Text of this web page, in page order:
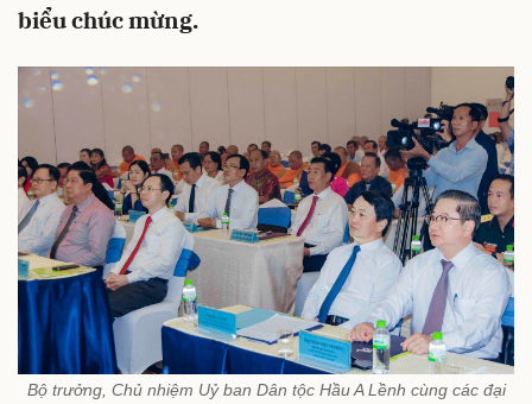
biểu chúc mừng.
Bộ trưởng, Chủ nhiệm Uỷ ban Dân tộc Hầu A Lềnh cùng các đại